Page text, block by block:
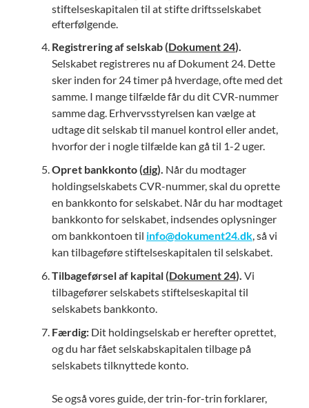
stiftelseskapitalen til at stifte driftsselskabet
efterfølgende.
Registrering af selskab (Dokument 24).
Selskabet registreres nu af Dokument 24. Dette
sker inden for 24 timer på hverdage, ofte med det
samme. I mange tilfælde får du dit CVR-nummer
samme dag. Erhvervsstyrelsen kan vælge at
udtage dit selskab til manuel kontrol eller andet,
hvorfor der i nogle tilfælde kan gå til 1-2 uger.
Opret bankkonto (dig). Når du modtager
holdingselskabets CVR-nummer, skal du oprette
en bankkonto for selskabet. Når du har modtaget
bankkonto for selskabet, indsendes oplysninger
om bankkontoen til info@dokument24.dk, så vi
kan tilbageføre stiftelseskapitalen til selskabet.
Tilbageførsel af kapital (Dokument 24). Vi
tilbagefører selskabets stiftelseskapital til
selskabets bankkonto.
Færdig: Dit holdingselskab er herefter oprettet,
og du har fået selskabskapitalen tilbage på
selskabets tilknyttede konto.
Se også vores guide, der trin-for-trin forklarer,